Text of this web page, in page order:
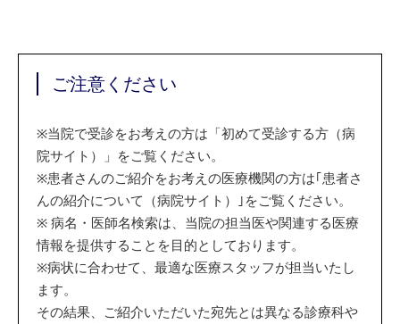
ご注意ください
※当院で受診をお考えの方は「初めて受診する方（病
院サイト）」をご覧ください。
※患者さんのご紹介をお考えの医療機関の方は｢患者さ
んの紹介について（病院サイト）｣をご覧ください。
※ 病名・医師名検索は、当院の担当医や関連する医療
情報を提供することを目的としております。
※病状に合わせて、最適な医療スタッフが担当いたし
ます。
その結果、ご紹介いただいた宛先とは異なる診療科や